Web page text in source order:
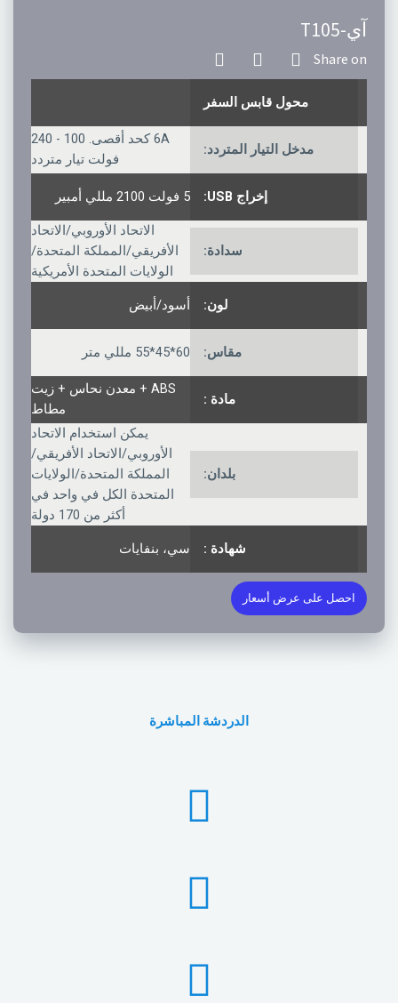
آي-T105
محول قابس السفر
مدخل التيار المتردد:
6A كحد أقصى. 100 - 240
فولت تيار متردد
إخراج USB: 5 فولت 2100 مللي أمبير
سدادة:
الاتحاد الأوروبي/الاتحاد
الأفريقي/المملكة المتحدة/
الولايات المتحدة الأمريكية
لون: أسود/أبيض
مقاس: 60*45*55 مللي متر
مادة :
ABS + معدن نحاس + زيت
مطاط
بلدان:
يمكن استخدام الاتحاد
الأوروبي/الاتحاد الأفريقي/
المملكة المتحدة/الولايات
المتحدة الكل في واحد في
أكثر من 170 دولة
شهادة : سي، بنفايات
احصل على عرض أسعار
الدردشة المباشرة